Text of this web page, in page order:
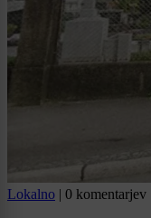
Lokalno | 0 komentarjev